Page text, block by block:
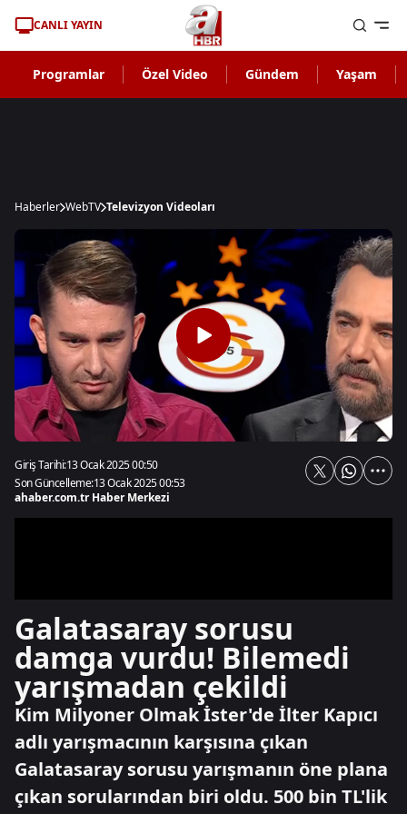
CANLI YAYIN
Programlar Özel Video Gündem Yaşam
Haberler WebTV Televizyon Videoları
Giriş Tarihi:13 Ocak 2025 00:50
Son Güncelleme:13 Ocak 2025 00:53
ahaber.com.tr Haber Merkezi
Galatasaray sorusu
damga vurdu! Bilemedi
yarışmadan çekildi
Kim Milyoner Olmak İster'de İlter Kapıcı
adlı yarışmacının karşısına çıkan
Galatasaray sorusu yarışmanın öne plana
çıkan sorularından biri oldu. 500 bin TL'lik